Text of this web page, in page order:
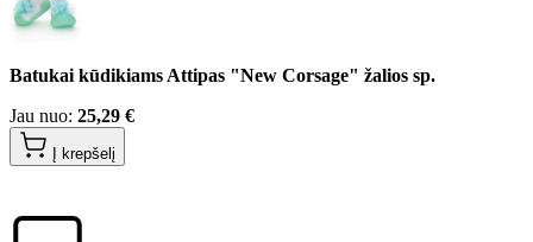
Batukai kūdikiams Attipas "New Corsage" žalios sp.
Jau nuo: 25,29 €
Į krepšelį